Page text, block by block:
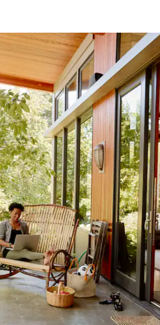
de las flechas hacia arriba y hacia abajo, o